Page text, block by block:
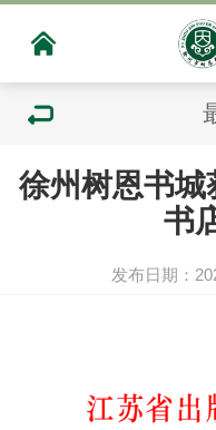
徐州树恩书
书
发布日期：